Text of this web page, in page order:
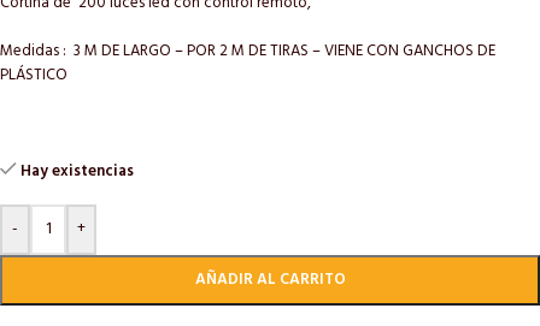
Medidas : 3 M DE LARGO – POR 2 M DE TIRAS – VIENE CON GANCHOS DE
PLÁSTICO
Hay existencias
-
+
AÑADIR AL CARRITO